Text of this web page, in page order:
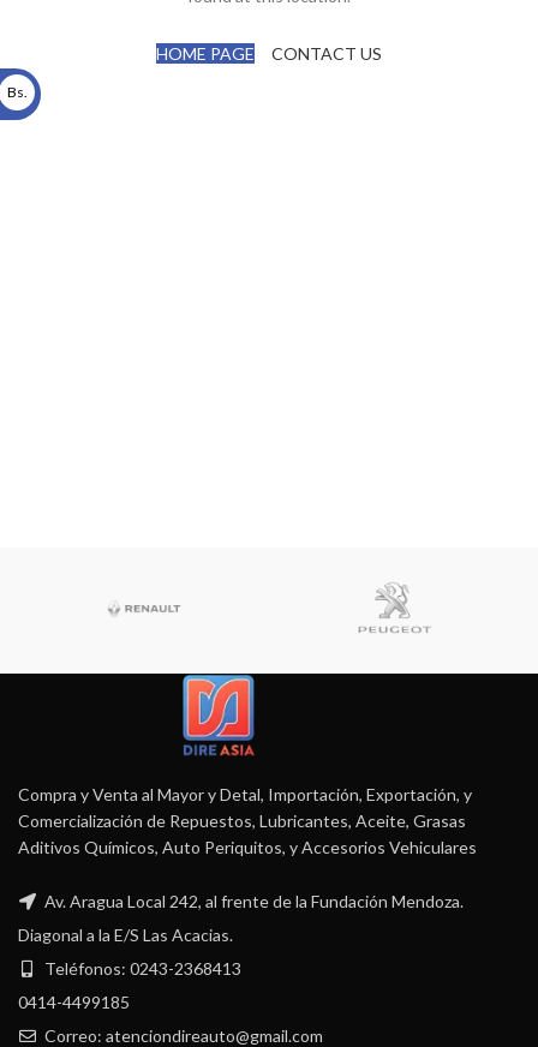
HOME PAGE CONTACT US
Compra y Venta al Mayor y Detal, Importación, Exportación, y
Comercialización de Repuestos, Lubricantes, Aceite, Grasas
Aditivos Químicos, Auto Periquitos, y Accesorios Vehiculares
Av. Aragua Local 242, al frente de la Fundación Mendoza.
Diagonal a la E/S Las Acacias.
Teléfonos: 0243-2368413
0414-4499185
Correo: atenciondireauto@gmail.com
Bs.